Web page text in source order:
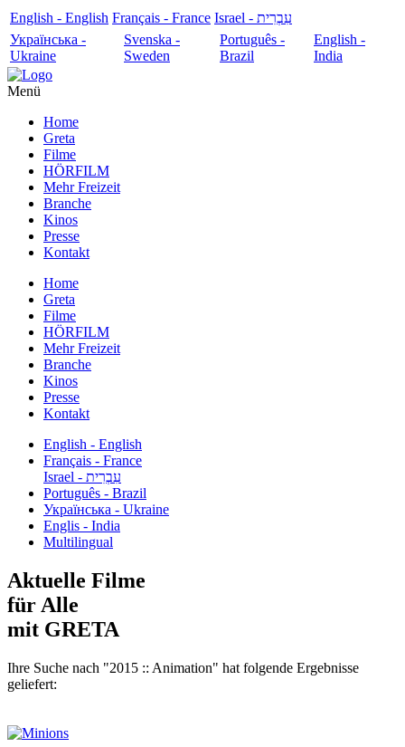
English - English Français - France
עִבְרִית - Israel
Українська -
Ukraine
Svenska -
Sweden
Português -
Brazil
English -
India
Menü
Home
Greta
Filme
HÖRFILM
Mehr Freizeit
Branche
Kinos
Presse
Kontakt
Home
Greta
Filme
HÖRFILM
Mehr Freizeit
Branche
Kinos
Presse
Kontakt
English - English
Français - France
עִבְרִית - Israel
Português - Brazil
Українська - Ukraine
Englis - India
Multilingual
Aktuelle Filme
für Alle
mit GRETA
Ihre Suche nach "2015 :: Animation" hat folgende Ergebnisse
geliefert: